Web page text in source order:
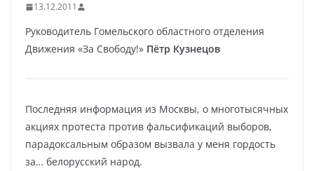
13.12.2011
Руководитель Гомельского областного отделения
Движения «За Свободу!» Пётр Кузнецов
Последняя информация из Москвы, о многотысячных
акциях протеста против фальсификаций выборов,
парадоксальным образом вызвала у меня гордость
за… белорусский народ.